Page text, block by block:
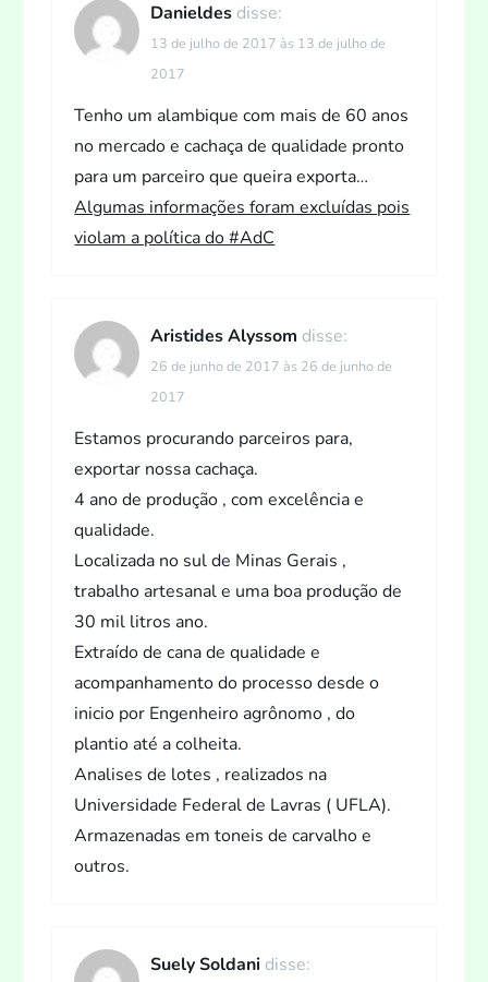
Danieldes disse:
13 de julho de 2017 às 13 de julho de
2017
Tenho um alambique com mais de 60 anos
no mercado e cachaça de qualidade pronto
para um parceiro que queira exporta…
Algumas informações foram excluídas pois
violam a política do #AdC
Aristides Alyssom disse:
26 de junho de 2017 às 26 de junho de
2017
Estamos procurando parceiros para,
exportar nossa cachaça.
4 ano de produção , com excelência e
qualidade.
Localizada no sul de Minas Gerais ,
trabalho artesanal e uma boa produção de
30 mil litros ano.
Extraído de cana de qualidade e
acompanhamento do processo desde o
inicio por Engenheiro agrônomo , do
plantio até a colheita.
Analises de lotes , realizados na
Universidade Federal de Lavras ( UFLA).
Armazenadas em toneis de carvalho e
outros.
Suely Soldani disse: